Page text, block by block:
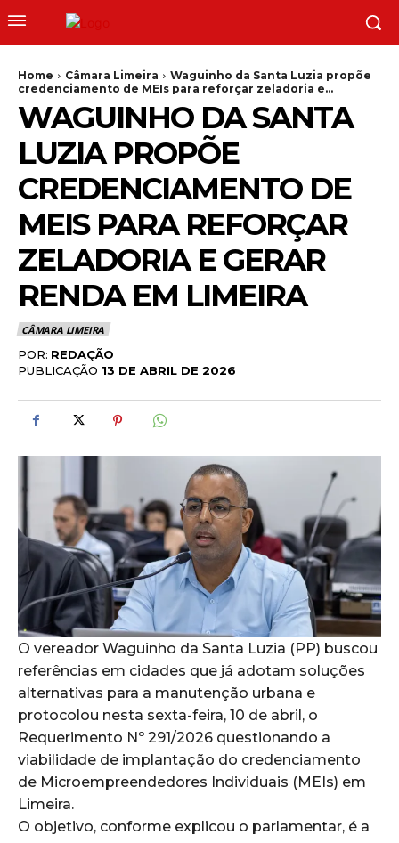
Home Câmara Limeira
Waguinho da Santa Luzia propõe
credenciamento de MEIs para reforçar zeladoria e...
WAGUINHO DA SANTA
LUZIA PROPÕE
CREDENCIAMENTO DE
MEIS PARA REFORÇAR
ZELADORIA E GERAR
RENDA EM LIMEIRA
CÂMARA LIMEIRA
POR: REDAÇÃO
PUBLICAÇÃO 13 DE ABRIL DE 2026
O vereador Waguinho da Santa Luzia (PP) buscou
referências em cidades que já adotam soluções
alternativas para a manutenção urbana e
protocolou nesta sexta-feira, 10 de abril, o
Requerimento Nº 291/2026 questionando a
viabilidade de implantação do credenciamento
de Microempreendedores Individuais (MEIs) em
Limeira.
O objetivo, conforme explicou o parlamentar, é a